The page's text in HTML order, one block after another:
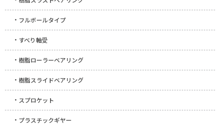
フルボールタイプ
すべり軸受
樹脂ローラーベアリング
樹脂スライドベアリング
スプロケット
プラスチックギヤー